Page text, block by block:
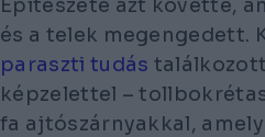
Építészete azt követte,
és a telek megengedett.
paraszti tudás
képzelettel –
fa ajtószárnyakkal,